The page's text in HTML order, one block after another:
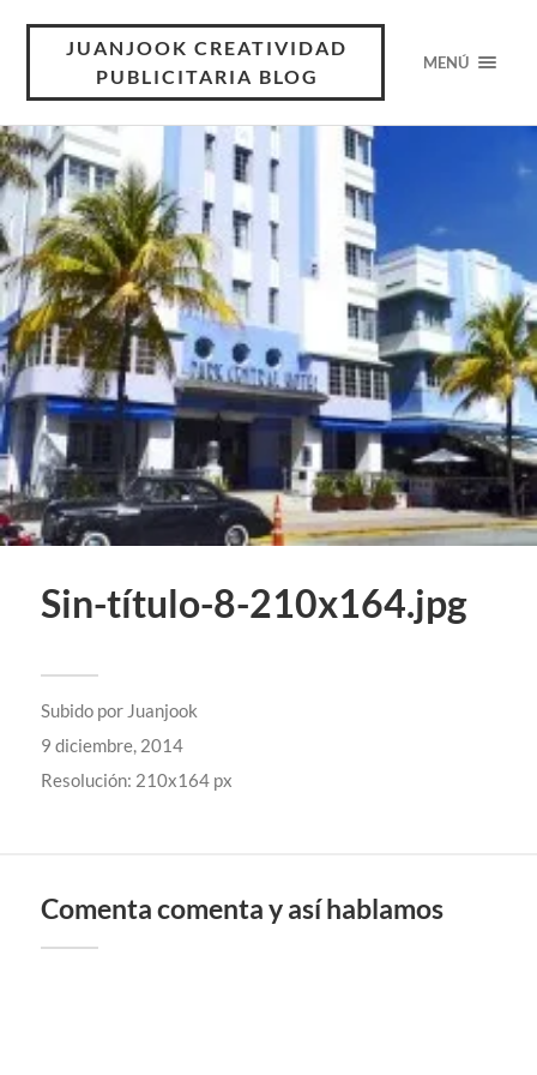
JUANJOOK CREATIVIDAD
PUBLICITARIA BLOG
MENÚ
Sin-título-8-210x164.jpg
Subido por Juanjook
9 diciembre, 2014
Resolución: 210x164 px
Comenta comenta y así hablamos